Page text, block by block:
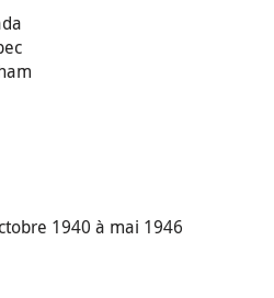
1940 à mai 1946